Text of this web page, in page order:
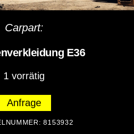
Carpart:
E36
1 vorrätig
Anfrage
8153932